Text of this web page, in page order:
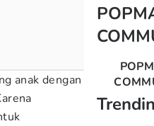
anak dengan